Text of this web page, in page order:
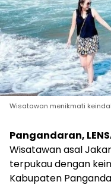
Wisatawan menikmati
Pangandaran,
Wisatawan asal
terpukau dengan
Kabupaten